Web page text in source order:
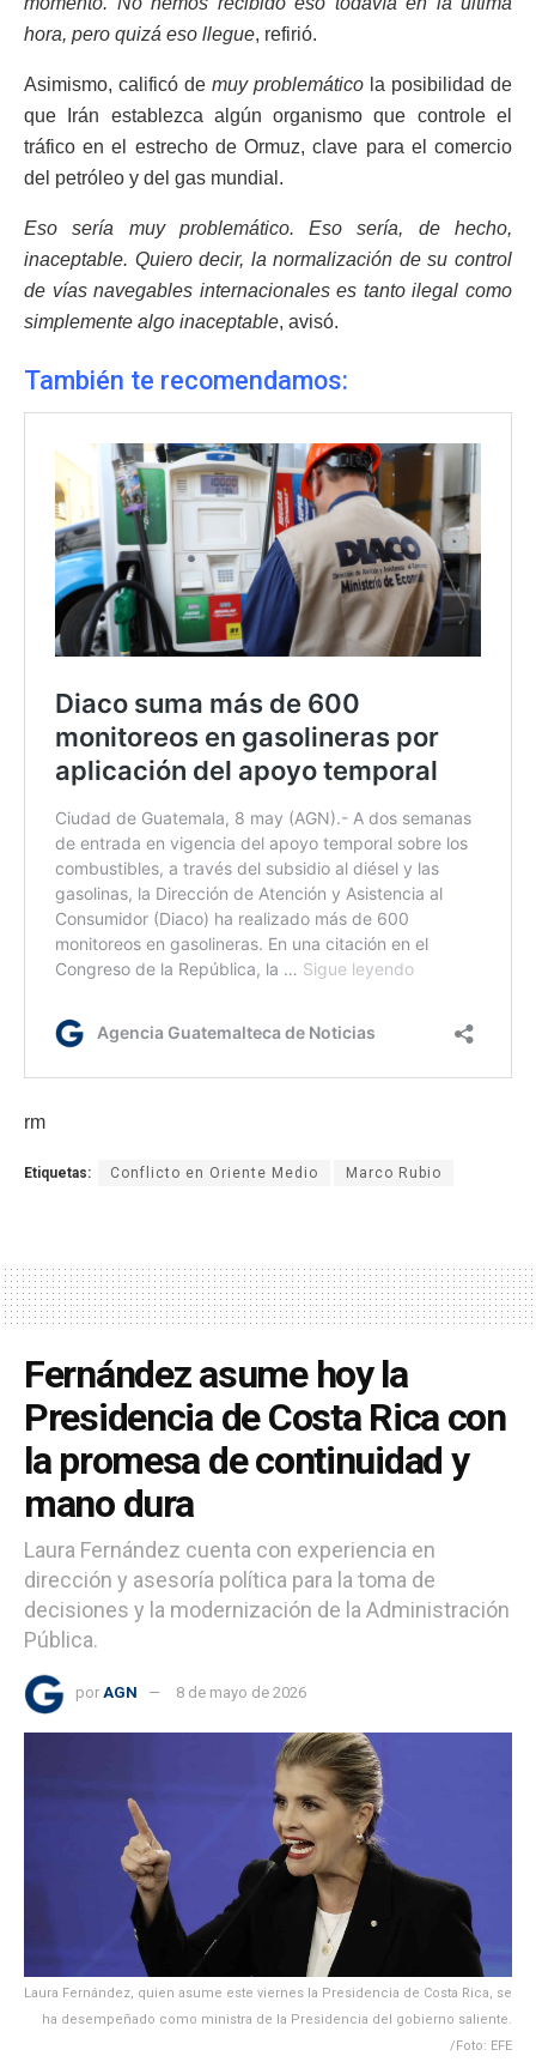
hora, pero quizá eso llegue, refirió.
Asimismo, calificó de muy problemático la posibilidad de
que Irán establezca algún organismo que controle el
tráfico en el estrecho de Ormuz, clave para el comercio
del petróleo y del gas mundial.
Eso sería muy problemático. Eso sería, de hecho,
inaceptable. Quiero decir, la normalización de su control
de vías navegables internacionales es tanto ilegal como
simplemente algo inaceptable, avisó.
También te recomendamos:
rm
Etiquetas: Conflicto en Oriente Medio Marco Rubio
Fernández asume hoy la
Presidencia de Costa Rica con
la promesa de continuidad y
mano dura
Laura Fernández cuenta con experiencia en
dirección y asesoría política para la toma de
decisiones y la modernización de la Administración
Pública.
por AGN 8 de mayo de 2026
Laura Fernández, quien asume este viernes la Presidencia de Costa Rica, se
ha desempeñado como ministra de la Presidencia del gobierno saliente.
/Foto: EFE